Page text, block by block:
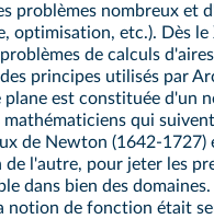
problèmes nombreux et
optimisation, etc.). Dès le
de calculs
principes utilisés par
plane est constituée d'un
mathématiciens qui
de Newton (1642-1727)
l'autre, pour jeter les
dans bien des
notion de fonction était